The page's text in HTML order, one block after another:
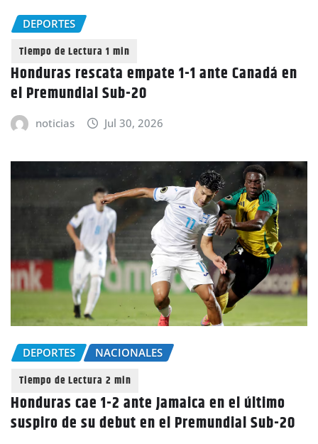
DEPORTES
Honduras rescata empate 1-1 ante Canadá en
el Premundial Sub-20
noticias Jul 30, 2026
DEPORTES NACIONALES
Honduras cae 1-2 ante Jamaica en el último
suspiro de su debut en el Premundial Sub-20